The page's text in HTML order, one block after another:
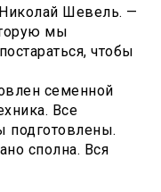
Шевель. —
мы
чтобы
семенной
Все
подготовлены.
сполна. Вся